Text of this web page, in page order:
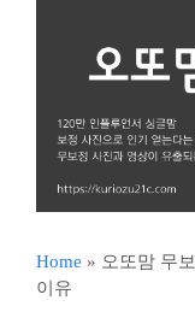
Home » 오또맘 무
이유